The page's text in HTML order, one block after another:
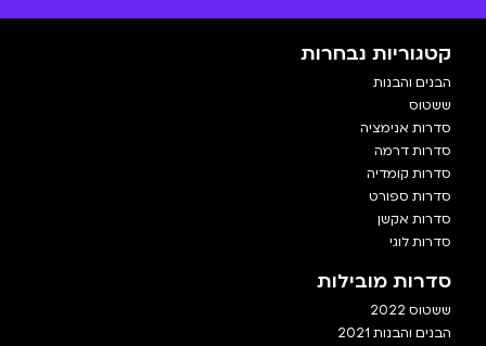
קטגוריות נבחרות
הבנים והבנות
ששטוס
סדרות אנימציה
סדרות דרמה
סדרות קומדיה
סדרות ספורט
סדרות אקשן
סדרות לוגי
סדרות מובילות
ששטוס 2022
הבנים והבנות 2021